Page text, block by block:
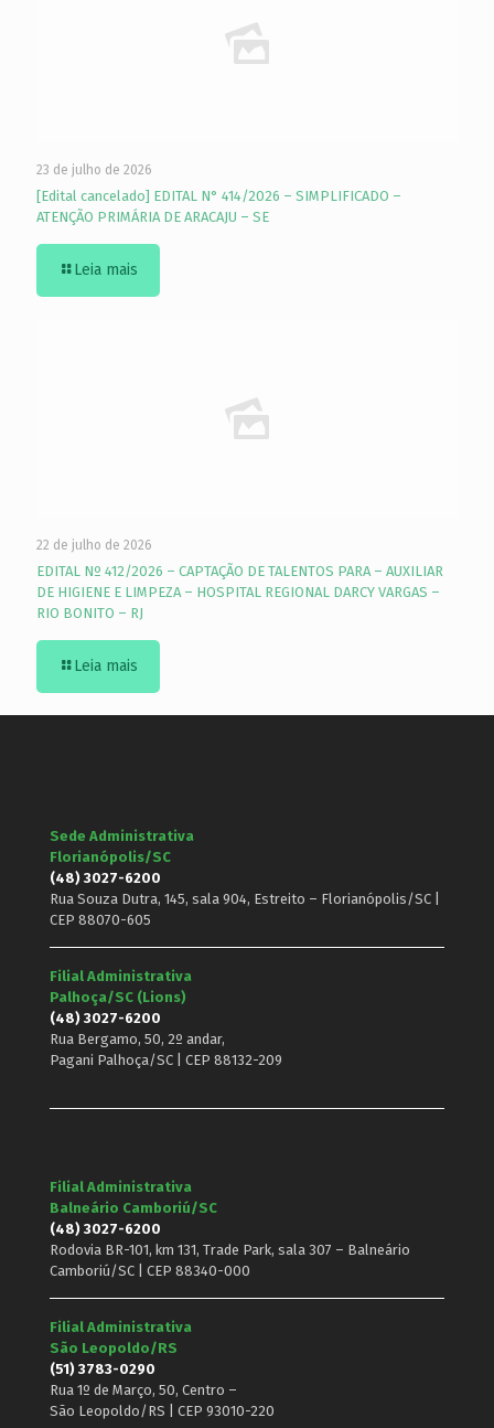
23 de julho de 2026
[Edital cancelado] EDITAL N° 414/2026 – SIMPLIFICADO –
ATENÇÃO PRIMÁRIA DE ARACAJU – SE
Leia mais
22 de julho de 2026
EDITAL Nº 412/2026 – CAPTAÇÃO DE TALENTOS PARA – AUXILIAR
DE HIGIENE E LIMPEZA – HOSPITAL REGIONAL DARCY VARGAS –
RIO BONITO – RJ
Leia mais
Sede Administrativa
Florianópolis/SC
(48) 3027-6200
Rua Souza Dutra, 145, sala 904, Estreito – Florianópolis/SC |
CEP 88070-605
Filial Administrativa
Palhoça/SC (Lions)
(48) 3027-6200
Rua Bergamo, 50, 2º andar,
Pagani Palhoça/SC | CEP 88132-209
Filial Administrativa
Balneário Camboriú/SC
(48) 3027-6200
Rodovia BR-101, km 131, Trade Park, sala 307 – Balneário
Camboriú/SC | CEP 88340-000
Filial Administrativa
São Leopoldo/RS
(51) 3783-0290
Rua 1º de Março, 50, Centro –
São Leopoldo/RS | CEP 93010-220